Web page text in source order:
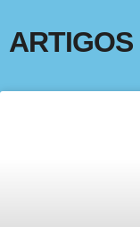
ARTIGOS